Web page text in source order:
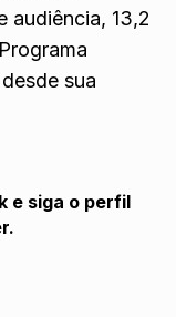
audiência, 13,2
sua
e siga o perfil
.